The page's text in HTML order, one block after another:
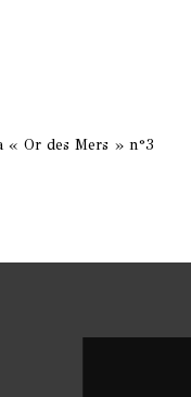
« Or des Mers » n°3